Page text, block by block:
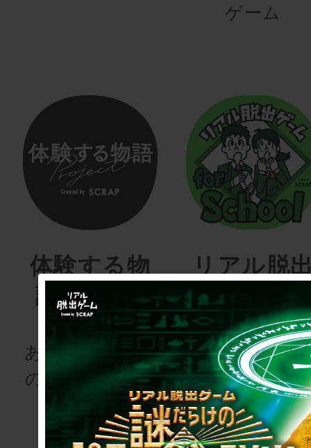
ゲーム
体験する物
語project
あなたも、物語
の登場人物にな
りませんか
リアル脱
ゲーム
for
次の授業は“謎
き”!?